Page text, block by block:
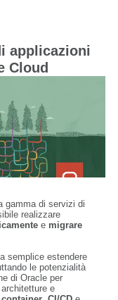
applicazioni
Cloud
gamma di servizi di
realizzare
e migrare
semplice estendere
le potenzialità
di Oracle per
e